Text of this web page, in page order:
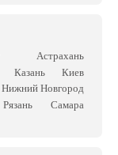
Астрахань
Казань
Киев
Нижний Новгород
Рязань
Самара